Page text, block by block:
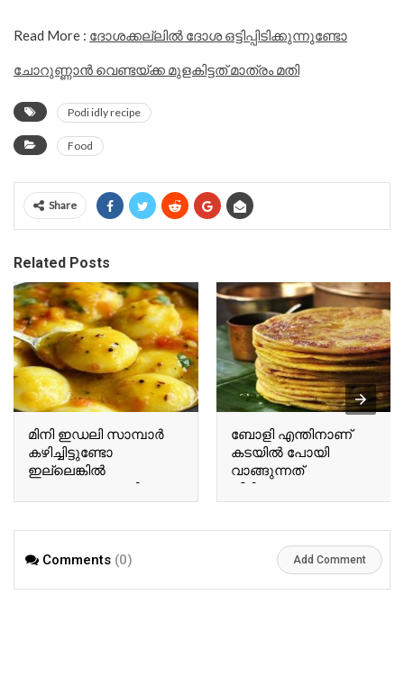
Read More : ദോശക്കല്ലിൽ ദോശ ഒട്ടിപ്പിടിക്കുന്നുണ്ടോ
ചോറുണ്ണാൻ വെണ്ടയ്ക്ക മുളകിട്ടത് മാത്രം മതി
Podi idly recipe
Food
Share
Related Posts
മിനി ഇഡലി സാമ്പാർ
കഴിച്ചിട്ടുണ്ടോ
ഇല്ലെങ്കിൽ
എന്തായാലും കഴിക്കണം
| Mini idly sambar
ബോളി എന്തിനാണ്
കടയിൽ പോയി
വാങ്ങുന്നത്
വീട്ടിലുണ്ടാക്കാലോ |
Home made boli sweet
Comments (0) Add Comment